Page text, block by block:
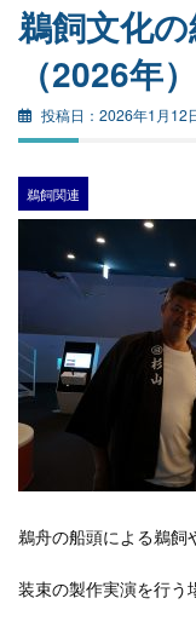
鵜飼文化の
（2026年）
2026年1月12
鵜飼関連
鵜舟の船頭による鵜飼
装束の製作実演を行う